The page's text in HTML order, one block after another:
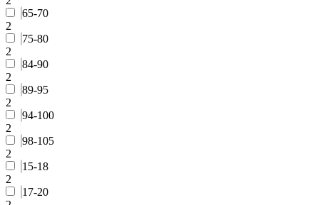
65-70
2
75-80
2
84-90
2
89-95
2
94-100
2
98-105
2
15-18
2
17-20